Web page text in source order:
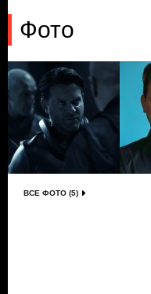
Фото
ВСЕ ФОТО (5)